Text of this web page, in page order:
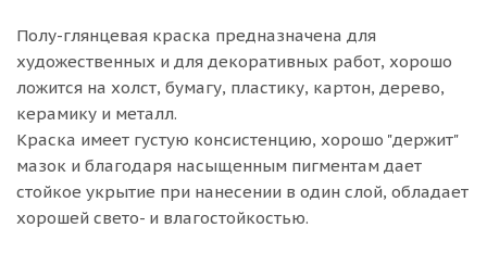
Полу-глянцевая краска предназначена для
художественных и для декоративных работ, хорошо
ложится на холст, бумагу, пластику, картон, дерево,
керамику и металл.
Краска имеет густую консистенцию, хорошо "держит"
мазок и благодаря насыщенным пигментам дает
стойкое укрытие при нанесении в один слой, обладает
хорошей свето- и влагостойкостью.